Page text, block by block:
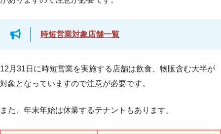
時短営業対象店舗一覧
12月31日に時短営業を実施する店舗は飲食、物販含む大半が
対象となっていますので注意が必要です。
また、年末年始は休業するテナントもあります。